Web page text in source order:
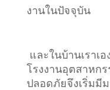
งานในปัจจุบัน
และในบ้านเราเ
โรงงานอุตสาหก
ปลอดภัยจึงเริ่มมี